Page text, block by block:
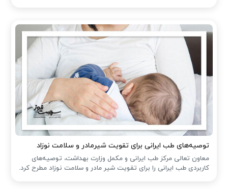
توصیه‌های طب ایرانی برای تقویت شیرمادر و سلامت نوزاد
معاون تعالی مرکز طب ایرانی و مکمل وزارت بهداشت، توصیه‌های
کاربردی طب ایرانی را برای تقویت شیر مادر و سلامت نوزاد مطرح کرد.